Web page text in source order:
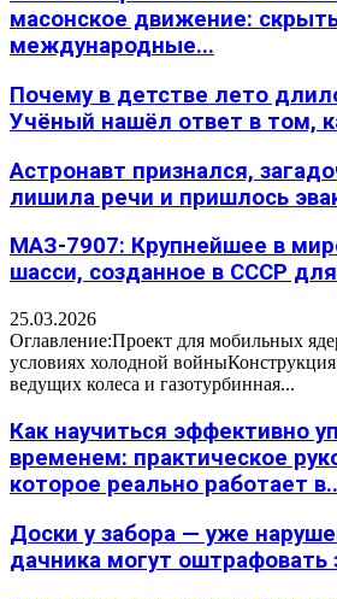
масонское движение:
международные...
Почему в детстве лето
Учёный нашёл ответ в том,
Астронавт признался,
лишила речи и пришлось
МАЗ-7907: Крупнейшее в
шасси, созданное в СССР
25.03.2026
Оглавление:Проект для мобильных
условиях холодной
ведущих колеса и газотурбинная...
Как научиться эффективно
временем: практическое
которое реально работает
Доски у забора — уже
дачника могут оштрафовать